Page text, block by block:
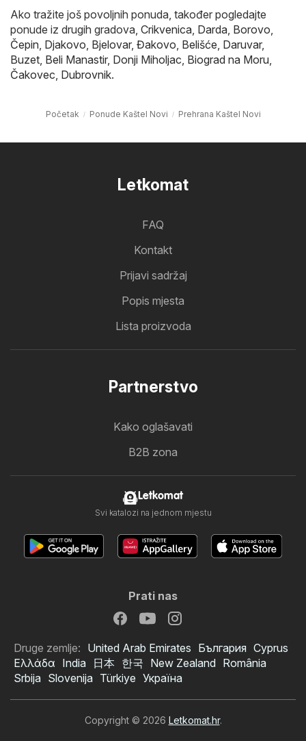
Ako tražite još povoljnih ponuda, također pogledajte
ponude iz drugih gradova, Crikvenica Darda Borovo
Čepin Djakovo Bjelovar, Đakovo Belišće Daruvar,
Buzet Beli Manastir, Donji Miholjac Biograd na Moru
Čakovec Dubrovnik.
Početak Ponude Kaštel Novi Prehrana Kaštel Novi
Letkomat
FAQ
Kontakt
Prijavi sadržaj
Popis mjesta
Lista proizvoda
Partnerstvo
Kako oglašavati
B2B zona
Letkomat
Svi katalozi na jednom mjestu
Prati nas
Druge zemlje: United Arab Emirates България Cyprus
Ελλάδα India 日本 한국 New Zealand România
Srbija Slovenija Türkiye Україна
Copyright © 2026 Letkomat.hr.